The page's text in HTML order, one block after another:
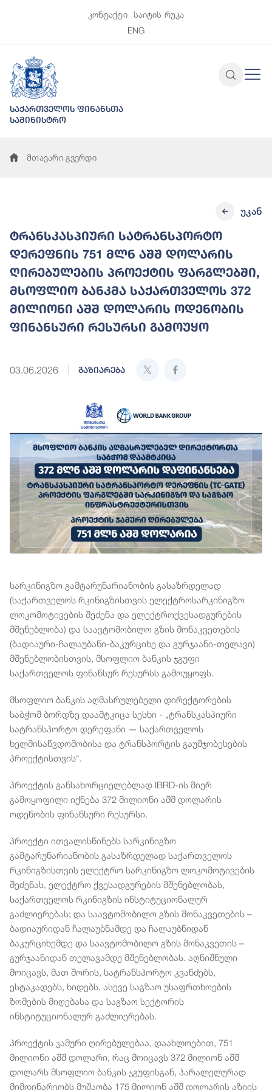
კონტაქტი
საიტის რუკა
ENG
საქართველოს ფინანსთა
სამინისტრო
მთავარი გვერდი
ტრანსკასპიური სატრანსპორტო
დერეფნის 751 მლნ აშშ დოლარის
ღირებულების პროექტის ფარგლებში,
მსოფლიო ბანკმა საქართველოს 372
მილიონი აშშ დოლარის ოდენობის
ფინანსური რესურსი გამოუყო
03.06.2026 გაზიარება
უკან
სარკინიგზო გამტარუნარიანობის გასაზრდელად
(საქართველოს რკინიგზისთვის ელექტროსარკინიგზო
ლოკომოტივების შეძენა და ელექტროქვესადგურების
მშენებლობა) და საავტომობილო გზის მონაკვეთების
(ბადიაური-ჩალაუბანი-ბაკურციხე და გურჯაანი-თელავი)
მშენებლობისთვის, მსოფლიო ბანკის ჯგუფი
საქართველოს ფინანსურ რესურსს გამოუყოფს.
მსოფლიო ბანკის აღმასრულებელი დირექტორების
საბჭომ ბორდზე დაამტკიცა სესხი - „ტრანსკასპიური
სატრანსპორტო დერეფანი — საქართველოს
ხელმისაწვდომობისა და ტრანსპორტის გაუმჯობესების
პროექტისთვის“.
პროექტის განსახორციელებლად IBRD-ის მიერ
გამოყოფილი იქნება 372 მილიონი აშშ დოლარის
ოდენობის ფინანსური რესურსი.
პროექტი ითვალისწინებს სარკინიგზო
გამტარუნარიანობის გასაზრდელად საქართველოს
რკინიგზისთვის ელექტრო სარკინიგზო ლოკომოტივების
შეძენას, ელექტრო ქვესადგურების მშენებლობას,
საქართველოს რკინიგზის ინსტიტუციონალურ
გაძლიერებას; და საავტომობილო გზის მონაკვეთების –
ბადიაურიდან ჩალაუბნამდე და ჩალაუბნიდან
ბაკურციხემდე და საავტომობილო გზის მონაკვეთის –
გურჯაანიდან თელავამდე მშენებლობას. აღნიშნული
მოიცავს, მათ შორის, სატრანსპორტო კვანძებს,
ესტაკადებს, ხიდებს, ასევე საგზაო უსაფრთხოების
ზომების მიღებასა და საგზაო სექტორის
ინსტიტუციონალურ გაძლიერებას.
პროექტის ჯამური ღირებულებაა, დაახლოებით, 751
მილიონი აშშ დოლარი, რაც მოიცავს 372 მილიონ აშშ
დოლარს მსოფლიო ბანკის ჯგუფისგან, პარალელურად
მიმდინარეობს მუშაობა 175 მილიონ აშშ დოლარის აზიის